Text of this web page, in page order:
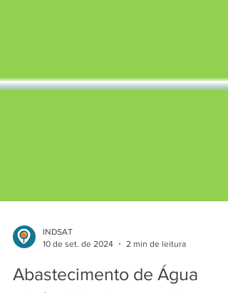
INDSAT
10 de set. de 2024
2 min de leitura